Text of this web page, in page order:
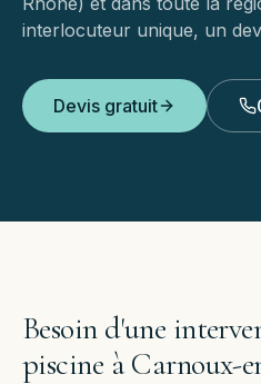
interlocuteur unique, un
Devis gratuit
Besoin d'une
piscine àCarnoux-